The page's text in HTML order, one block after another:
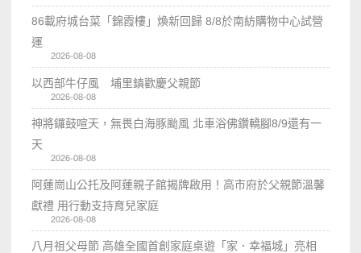
86載府城台菜「錦霞樓」煥新回歸 8/8於南紡購物中心試營
運
2026-08-08
以西部牛仔風 埔里鎮歡慶父親節
2026-08-08
神將鑼鼓喧天，無畏白海豚颱風 北車浴佛鑽轎腳8/9還有一
天
2026-08-08
阿蓮崗山公托及阿蓮親子館揭牌啟用！高市府於父親節溫馨
獻禮 用行動支持育兒家庭
2026-08-08
八月祖父母節 高雄全國首創家庭桌遊「家．幸福城」亮相